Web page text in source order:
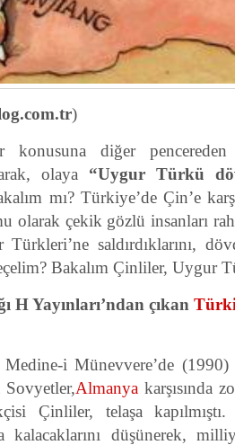
)
konusuna diğer
olaya “Uygur Türkü
mı? Türkiye’de Çin’e
olarak çekik gözlü insanları
saldırdıklarını,
Bakalım Çinliler, Uygur
H Yayınları’ndan çıkan
i Münevvere’de (1990)
Sovyetler,Almanya karşısında
Çinliler, telaşa kapılmıştı.
kalacaklarını düşünerek,